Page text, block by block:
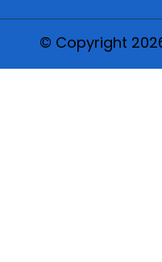
© Copyright